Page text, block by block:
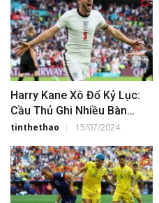
Harry Kane Xô Đổ Kỷ Lục:
Cầu Thủ Ghi Nhiều Bàn
Nhất Các Giải Đấu Lớn
tinthethao 15/07/2024